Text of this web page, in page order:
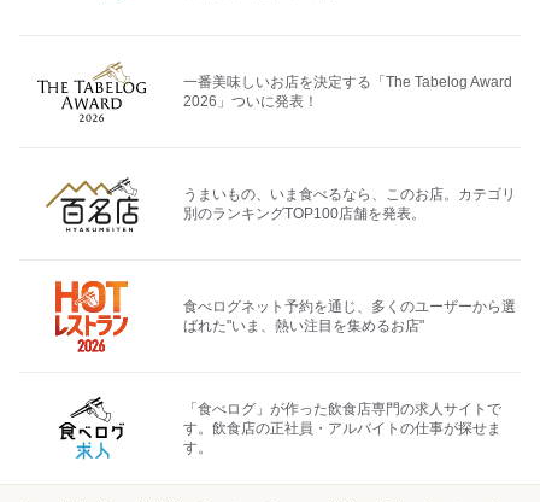
一番美味しいお店を決定する「The Tabelog Award
2026」ついに発表！
うまいもの、いま食べるなら、このお店。カテゴリ
別のランキングTOP100店舗を発表。
食べログネット予約を通じ、多くのユーザーから選
ばれた"いま、熱い注目を集めるお店"
「食べログ」が作った飲食店専門の求人サイトで
す。飲食店の正社員・アルバイトの仕事が探せま
す。